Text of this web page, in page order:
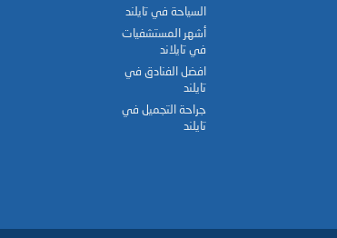
السياحة في تايلند
أشهر المستشفيات
في تايلاند
افضل الفنادق في
تايلند
جراحة التجميل في
تايلند